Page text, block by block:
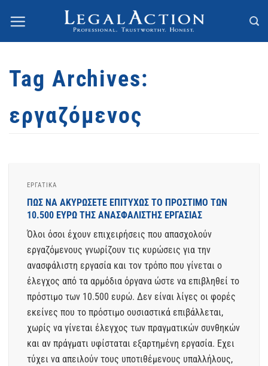
content
Tag Archives:
εργαζόμενος
ΕΡΓΑΤΙΚΆ
ΠΩΣ ΝΑ ΑΚΥΡΩΣΕΤΕ ΕΠΙΤΥΧΩΣ ΤΟ ΠΡΟΣΤΙΜΟ ΤΩΝ
10.500 ΕΥΡΩ ΤΗΣ ΑΝΑΣΦΑΛΙΣΤΗΣ ΕΡΓΑΣΙΑΣ
Όλοι όσοι έχουν επιχειρήσεις που απασχολούν
εργαζόμενους γνωρίζουν τις κυρώσεις για την
ανασφάλιστη εργασία και τον τρόπο που γίνεται ο
έλεγχος από τα αρμόδια όργανα ώστε να επιβληθεί το
πρόστιμο των 10.500 ευρώ. Δεν είναι λίγες οι φορές
εκείνες που το πρόστιμο ουσιαστικά επιβάλλεται,
χωρίς να γίνεται έλεγχος των πραγματικών συνθηκών
και αν πράγματι υφίσταται εξαρτημένη εργασία. Εχει
τύχει να απειλούν τους υποτιθέμενους υπαλλήλους,